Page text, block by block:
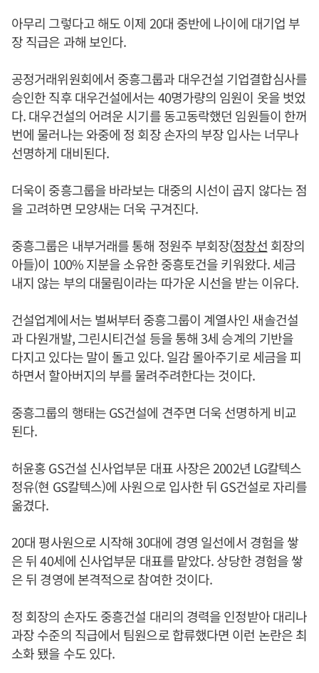
아무리 그렇다고 해도 이제 20대 중반에 나이에 대기업 부
장 직급은 과해 보인다.
공정거래위원회에서 중흥그룹과 대우건설 기업결합심사를
승인한 직후 대우건설에서는 40명가량의 임원이 옷을 벗었
다. 대우건설의 어려운 시기를 동고동락했던 임원들이 한꺼
번에 물러나는 와중에 정 회장 손자의 부장 입사는 너무나
선명하게 대비된다.
더욱이 중흥그룹을 바라보는 대중의 시선이 곱지 않다는 점
을 고려하면 모양새는 더욱 구겨진다.
중흥그룹은 내부거래를 통해 정원주 부회장(정창선 회장의
아들)이 100% 지분을 소유한 중흥토건을 키워왔다. 세금
내지 않는 부의 대물림이라는 따가운 시선을 받는 이유다.
건설업계에서는 벌써부터 중흥그룹이 계열사인 새솔건설
과 다원개발, 그린시티건설 등을 통해 3세 승계의 기반을
다지고 있다는 말이 돌고 있다. 일감 몰아주기로 세금을 피
하면서 할아버지의 부를 물려주려한다는 것이다.
중흥그룹의 행태는 GS건설에 견주면 더욱 선명하게 비교
된다.
허윤홍 GS건설 신사업부문 대표 사장은 2002년 LG칼텍스
정유(현 GS칼텍스)에 사원으로 입사한 뒤 GS건설로 자리를
옮겼다.
20대 평사원으로 시작해 30대에 경영 일선에서 경험을 쌓
은 뒤 40세에 신사업부문 대표를 맡았다. 상당한 경험을 쌓
은 뒤 경영에 본격적으로 참여한 것이다.
정 회장의 손자도 중흥건설 대리의 경력을 인정받아 대리나
과장 수준의 직급에서 팀원으로 합류했다면 이런 논란은 최
소화 됐을 수도 있다.